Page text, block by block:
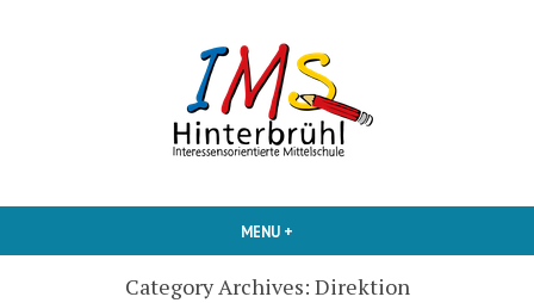
IMS Hinterbruehl
MENU +
Category Archives: Direktion